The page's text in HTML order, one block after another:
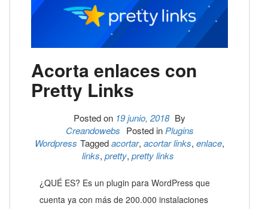
Acorta enlaces con
Pretty Links
Posted on 19 junio, 2018 By
Creandowebs Posted in Plugins
Wordpress Taggedacortar, acortar links, enlace,
links, pretty, pretty links
¿QUÉ ES? Es un plugin para WordPress que
cuenta ya con más de 200.000 instalaciones